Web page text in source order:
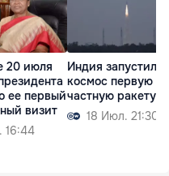
20 июля
ее первый
визит
16:44
Индия запустила
космос первую
частную ракету
18 Июл. 21:30